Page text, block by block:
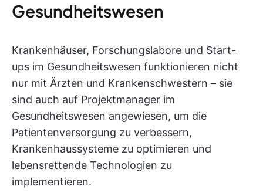
Gesundheitswesen
Krankenhäuser, Forschungslabore und Start-
ups im Gesundheitswesen funktionieren nicht
nur mit Ärzten und Krankenschwestern – sie
sind auch auf Projektmanager im
Gesundheitswesen angewiesen, um die
Patientenversorgung zu verbessern,
Krankenhaussysteme zu optimieren und
lebensrettende Technologien zu
implementieren.